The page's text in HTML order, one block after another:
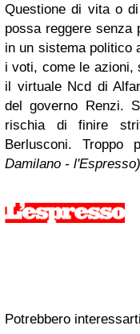
Questione di vita o
possa reggere senza
in un sistema politico
i voti, come le azioni,
il virtuale Ncd di
del governo Renzi.
rischia di finire
Berlusconi. Troppo
Damilano - l'Espresso)
Potrebbero